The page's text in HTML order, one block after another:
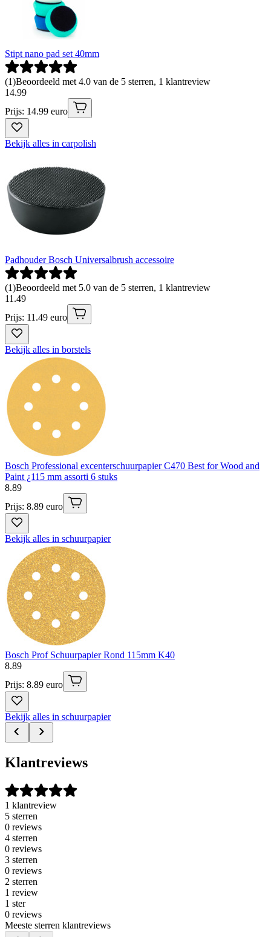
Stipt nano pad set 40mm
(1)Beoordeeld met 4.0 van de 5 sterren, 1 klantreview
14.99
Prijs: 14.99 euro
Bekijk alles in carpolish
Padhouder Bosch Universalbrush accessoire
(1)Beoordeeld met 5.0 van de 5 sterren, 1 klantreview
11 .49
Prijs: 11.49 euro
Bekijk alles in borstels
Bosch Professional excenterschuurpapier C470 Best for Wood and
Paint ¿115 mm assorti 6 stuks
8.89
Prijs: 8.89 euro
Bekijk alles in schuurpapier
Bosch Prof Schuurpapier Rond 115mm K40
8.89
Prijs: 8.89 euro
Bekijk alles in schuurpapier
Klantreviews
1 klantreview
5 sterren
0 reviews
4 sterren
0 reviews
3 sterren
0 reviews
2 sterren
1 review
1 ster
0 reviews
Meeste sterren klantreviews